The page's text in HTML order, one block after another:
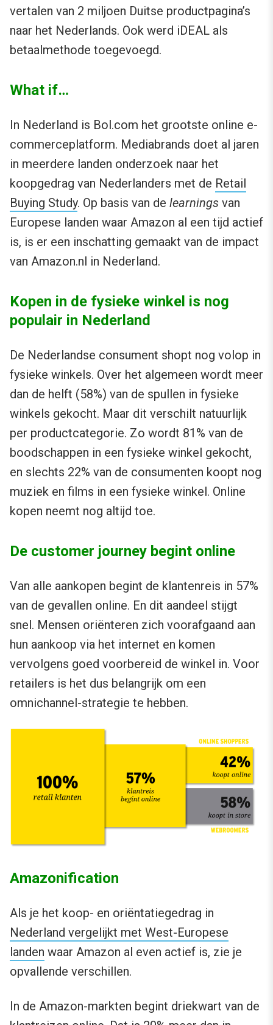
vertalen van 2 miljoen Duitse productpagina’s
naar het Nederlands. Ook werd iDEAL als
betaalmethode toegevoegd.
What if…
In Nederland is Bol.com het grootste online e-
commerceplatform. Mediabrands doet al jaren
in meerdere landen onderzoek naar het
koopgedrag van Nederlanders met de Retail
Buying Study. Op basis van de learnings van
Europese landen waar Amazon al een tijd actief
is, is er een inschatting gemaakt van de impact
van Amazon.nl in Nederland.
Kopen in de fysieke winkel is nog
populair in Nederland
De Nederlandse consument shopt nog volop in
fysieke winkels. Over het algemeen wordt meer
dan de helft (58%) van de spullen in fysieke
winkels gekocht. Maar dit verschilt natuurlijk
per productcategorie. Zo wordt 81% van de
boodschappen in een fysieke winkel gekocht,
en slechts 22% van de consumenten koopt nog
muziek en films in een fysieke winkel. Online
kopen neemt nog altijd toe.
De customer journey begint online
Van alle aankopen begint de klantenreis in 57%
van de gevallen online. En dit aandeel stijgt
snel. Mensen oriënteren zich voorafgaand aan
hun aankoop via het internet en komen
vervolgens goed voorbereid de winkel in. Voor
retailers is het dus belangrijk om een
omnichannel-strategie te hebben.
Amazonification
Als je het koop- en oriëntatiegedrag in
Nederland vergelijkt met West-Europese
landen waar Amazon al even actief is, zie je
opvallende verschillen.
In de Amazon-markten begint driekwart van de